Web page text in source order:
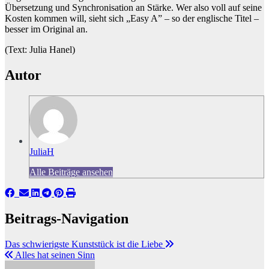
Übersetzung und Synchronisation an Stärke. Wer also voll auf seine
Kosten kommen will, sieht sich „Easy A” – so der englische Titel –
besser im Original an.
(Text: Julia Hanel)
Autor
JuliaH
Alle Beiträge ansehen
Beitrags-Navigation
Das schwierigste Kunststück ist die Liebe
Alles hat seinen Sinn